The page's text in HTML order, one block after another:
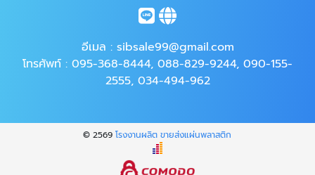
อีเมล : sibsale99@gmail.com
โทรศัพท์ : 095-368-8444, 088-829-9244, 090-155-
2555, 034-494-962
© 2569โรงงานผลิต ขายส่งแผ่นพลาสติก